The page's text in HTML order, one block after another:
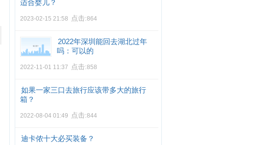
适合婴儿？
2023-02-15 21:58 点击:864
2022年深圳能回去湖北过年
吗：可以的
2022-11-01 11:37 点击:858
如果一家三口去旅行应该带多大的旅行
箱？
2022-08-04 01:49 点击:844
迪卡侬十大必买装备？